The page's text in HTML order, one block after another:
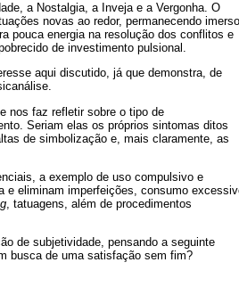
a Nostalgia, a Inveja e a Vergonha. O
novas ao redor, permanecendo imerso
pouca energia na resolução dos conflitos e
de investimento pulsional.
aqui discutido, já que demonstra, de
nos faz refletir sobre o tipo de
Seriam elas os próprios sintomas ditos
de simbolização e, mais claramente, as
a exemplo de uso compulsivo e
e eliminam imperfeições, consumo
, tatuagens, além de procedimentos
de subjetividade, pensando a seguinte
busca de uma satisfação sem fim?